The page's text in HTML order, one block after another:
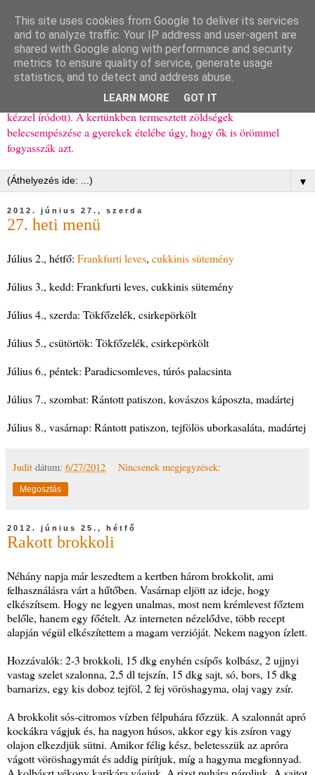
Ízőrző
Kisgyerekes család kipróbált, többnyire egészséges ételeket
bemutató receptjei a mindennapokra (mert a papírfecniket folyton
elhagyom) és gyerekeimnek ajándékba (mint régen, csak ez nem
kézzel íródott). A kertünkben termesztett zöldségek
belecsempészése a gyerekek ételébe úgy, hogy ők is örömmel
fogyasszák azt.
▼
2012. június 27., szerda
27. heti menü
Július 2., hétfő: Frankfurti leves, cukkinis sütemény
Július 3., kedd: Frankfurti leves, cukkinis sütemény
Július 4., szerda: Tökfőzelék, csirkepörkölt
Július 5., csütörtök: Tökfőzelék, csirkepörkölt
Július 6., péntek: Paradicsomleves, túrós palacsinta
Július 7., szombat: Rántott patiszon, kovászos káposzta, madártej
Július 8., vasárnap: Rántott patiszon, tejfölös uborkasaláta, madártej
Judit dátum: 6/27/2012 Nincsenek megjegyzések:
Megosztás
2012. június 25., hétfő
Rakott brokkoli
Néhány napja már leszedtem a kertben három brokkolit, ami
felhasználásra várt a hűtőben. Vasárnap eljött az ideje, hogy
elkészítsem. Hogy ne legyen unalmas, most nem krémlevest főztem
belőle, hanem egy főételt. Az interneten nézelődve, több recept
alapján végül elkészítettem a magam verzióját. Nekem nagyon ízlett.
Hozzávalók: 2-3 brokkoli, 15 dkg enyhén csípős kolbász, 2 ujjnyi
vastag szelet szalonna, 2,5 dl tejszín, 15 dkg sajt, só, bors, 15 dkg
barnarizs, egy kis doboz tejföl, 2 fej vöröshagyma, olaj vagy zsír.
A brokkolit sós-citromos vízben félpuhára főzzük. A szalonnát apró
kockákra vágjuk és, ha nagyon húsos, akkor egy kis zsíron vagy
olajon elkezdjük sütni. Amikor félig kész, beletesszük az apróra
vágott vöröshagymát és addig pirítjuk, míg a hagyma megfonnyad.
This site uses cookies from Google to deliver its services
and to analyze traffic. Your IP address and user-agent are
shared with Google along with performance and security
metrics to ensure quality of service, generate usage
statistics, and to detect and address abuse.
LEARN MORE GOT IT